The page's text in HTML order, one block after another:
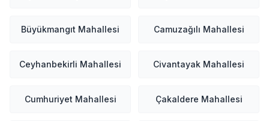
Büyükmangıt Mahallesi Camuzağılı Mahallesi
Ceyhanbekirli Mahallesi Civantayak Mahallesi
Cumhuriyet Mahallesi Çakaldere Mahallesi